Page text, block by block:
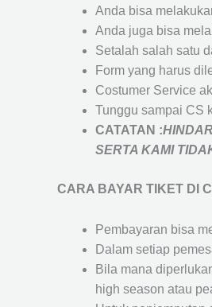
Anda bisa
Anda juga bisa
Setalah salah satu
Form yang harus
Costumer Service
Tunggu sampai CS
CATATAN :
SERTA KAMI
CARA BAYAR TIKET DI
Pembayaran bisa
Dalam setiap
Bila mana
high season atau